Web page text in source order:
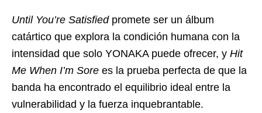
Until You’re Satisfied promete ser un álbum
catártico que explora la condición humana con la
intensidad que solo YONAKA puede ofrecer, y Hit
Me When I’m Sore es la prueba perfecta de que la
banda ha encontrado el equilibrio ideal entre la
vulnerabilidad y la fuerza inquebrantable.